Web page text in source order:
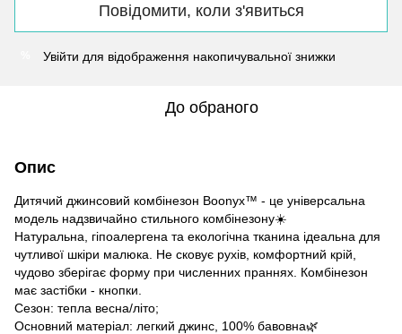
Повідомити, коли з'явиться
Увійти для відображення накопичувальної знижки
До обраного
Опис
Дитячий джинсовий комбінезон Boonyx™ - це універсальна
модель надзвичайно стильного комбінезону☀️
Натуральна, гіпоалергена та екологічна тканина ідеальна для
чутливої шкіри малюка. Не сковує рухів, комфортний крій,
чудово зберігає форму при численних праннях. Комбінезон
має застібки - кнопки.
Сезон: тепла весна/літо;
Основний матеріал: легкий джинс, 100% бавовна🌿